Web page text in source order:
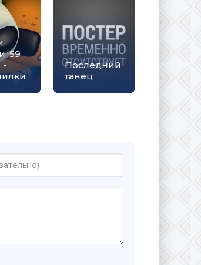
59
-
Последний
танец